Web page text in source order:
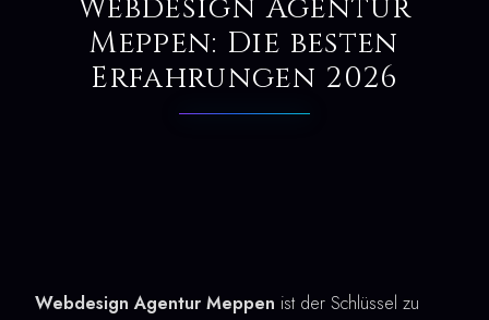
Webdesign Agentur
Meppen: Die besten
Erfahrungen 2026
Webdesign Agentur Meppen ist der Schlüssel zu